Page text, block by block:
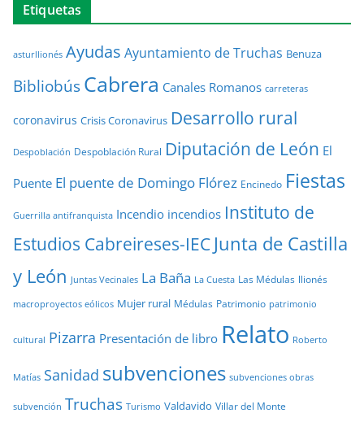
Etiquetas
asturllionés Ayudas Ayuntamiento de Truchas Benuza
BibliobúsCabrera Canales Romanos carreteras
coronavirus Crisis Coronavirus Desarrollo rural
Despoblación Despoblación Rural Diputación de León El
Puente El puente de Domingo Flórez Encinedo Fiestas
Guerrilla antifranquista Incendio incendios Instituto de
Estudios Cabreireses-IEC Junta de Castilla
y León Juntas Vecinales La Baña La Cuesta Las Médulas llionés
macroproyectos eólicos Mujer rural Médulas Patrimonio patrimonio
cultural Pizarra Presentación de libro Relato Roberto
Matías Sanidad subvenciones subvenciones obras
subvención Truchas Turismo Valdavido Villar del Monte